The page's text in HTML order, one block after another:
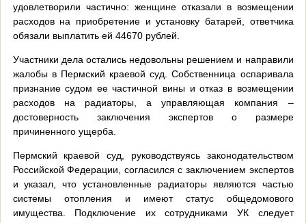
удовлетворили частично: женщине отказали в возмещении
расходов на приобретение и установку батарей, ответчика
обязали выплатить ей 44670 рублей.
Участники дела остались недовольны решением и направили
жалобы в Пермский краевой суд. Собственница оспаривала
признание судом ее частичной вины и отказ в возмещении
расходов на радиаторы, а управляющая компания –
достоверность заключения экспертов о размере
причиненного ущерба.
Пермский краевой суд, руководствуясь законодательством
Российской Федерации, согласился с заключением экспертов
и указал, что установленные радиаторы являются частью
системы отопления и имеют статус общедомового
имущества. Подключение их сотрудниками УК следует